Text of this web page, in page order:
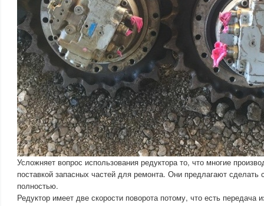
Усложняет вопрос использования редуктора то, что многие
поставкой запасных частей для ремонта. Они предлагают сделать
полностью.
Редуктор имеет две скорости поворота потому, что есть передача